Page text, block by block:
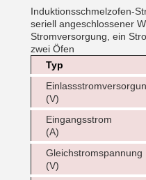
Induktionsschmelzofen-
seriell angeschlossener
Stromversorgung, ein
zwei Öfen
Typ
(V)
Eingangsstrom
(A)
Gleichstromspannung
(V)